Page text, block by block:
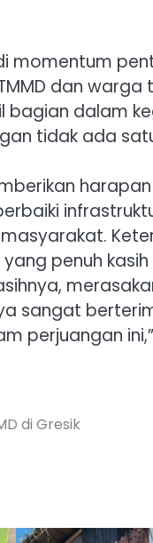
momentum
dan
bagian dalam
tidak ada
penuh
sangat
perjuangan
di Gresik